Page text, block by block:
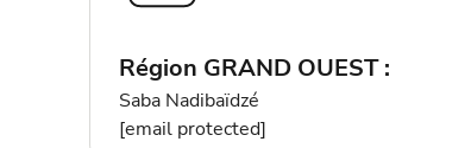
Région GRAND OUEST :
Saba Nadibaïdzé
[email protected]